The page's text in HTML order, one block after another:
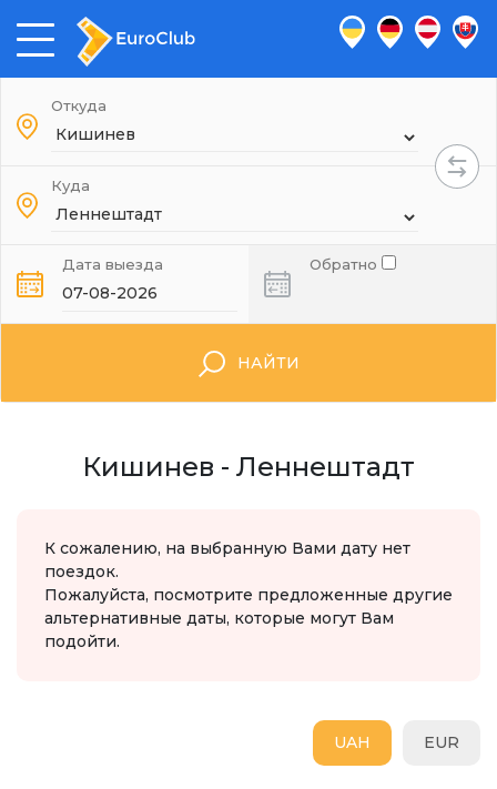
Откуда
Куда
Дата выезда Обратно
НАЙТИ
Кишинев - Леннештадт
К сожалению, на выбранную Вами дату нет
поездок.
Пожалуйста, посмотрите предложенные другие
альтернативные даты, которые могут Вам
подойти.
EUR
UAH